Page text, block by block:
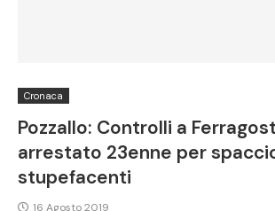
Cronaca
Pozzallo: Controlli a
arrestato 23enne per
stupefacenti
16 Agosto 2019